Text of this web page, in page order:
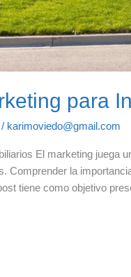
para
/ karimoviedo@gmail.com
El marketing juega
Comprender la
tiene como objetivo